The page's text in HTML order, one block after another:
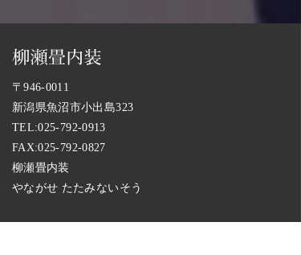
〒946-0011
新潟県魚沼市小出島323
TEL:025-792-0913
FAX:025-792-0827
柳瀬畳内装
やながせ たたみないそう